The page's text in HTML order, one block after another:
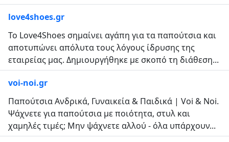
love4shoes.gr
Το Love4Shoes σημαίνει αγάπη για τα παπούτσια και
αποτυπώνει απόλυτα τους λόγους ίδρυσης της
εταιρείας μας. Δημιουργήθηκε με σκοπό τη διάθεση...
voi-noi.gr
Παπούτσια Ανδρικά, Γυναικεία & Παιδικά | Voi & Noi.
Ψάχνετε για παπούτσια με ποιότητα, στυλ και
χαμηλές τιμές; Μην ψάχνετε αλλού - όλα υπάρχουν...